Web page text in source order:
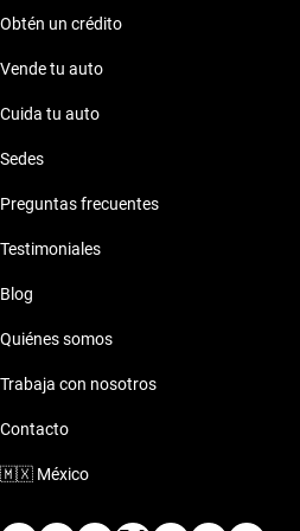
Obtén un crédito
Vende tu auto
Cuida tu auto
Sedes
Preguntas frecuentes
Testimoniales
Blog
Quiénes somos
Trabaja con nosotros
Contacto
🇲🇽 México